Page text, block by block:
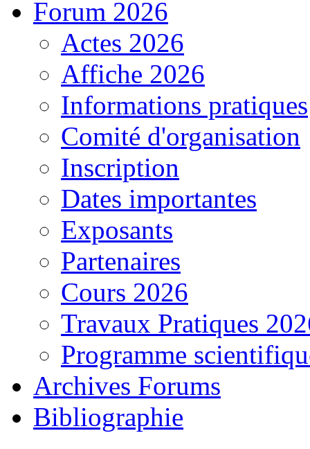
Forum 2026
Actes 2026
Affiche 2026
Informations pratiques
Comité d'organisation
Inscription
Dates importantes
Exposants
Partenaires
Cours 2026
Travaux Pratiques
Programme
Archives Forums
Bibliographie